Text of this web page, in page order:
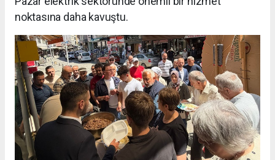
noktasına daha kavuştu.